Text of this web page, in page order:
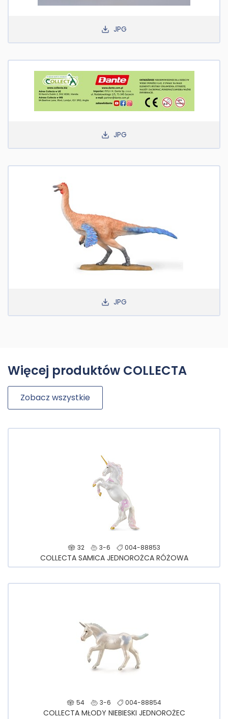
JPG
JPG
JPG
Więcej produktów COLLECTA
Zobacz wszystkie
32 3-6 004-88853
COLLECTA SAMICA JEDNOROŻCA RÓŻOWA
54 3-6 004-88854
COLLECTA MŁODY NIEBIESKI JEDNOROŻEC